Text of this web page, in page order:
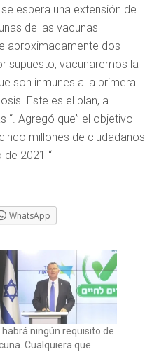
espera una extensión de
de las vacunas
aproximadamente dos
supuesto, vacunaremos la
son inmunes a la primera
Este es el plan, a
“. Agregó que” el objetivo
millones de ciudadanos
2021 “
WhatsApp
habrá ningún requisito de
Cualquiera que